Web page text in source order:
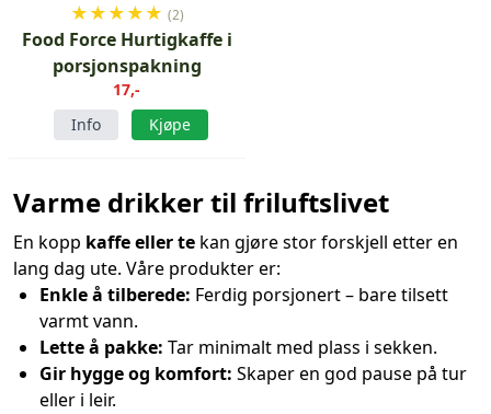
★★★★★ (2)
Food Force Hurtigkaffe i
porsjonspakning
17,-
Info
Kjøpe
Varme drikker til friluftslivet
En kopp kaffe eller te kan gjøre stor forskjell etter en
lang dag ute. Våre produkter er:
Enkle å tilberede: Ferdig porsjonert – bare tilsett
varmt vann.
Lette å pakke: Tar minimalt med plass i sekken.
Gir hygge og komfort: Skaper en god pause på tur
eller i leir.